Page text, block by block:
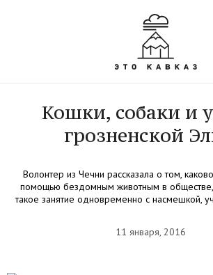
Кошки, собаки и
грозненской
Волонтер из Чечни рассказала о том,
помощью бездомным животным в
такое занятие одновременно с насмешкой,
11 января, 2016